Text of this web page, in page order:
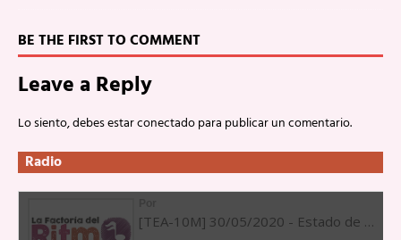
BE THE FIRST TO COMMENT
Leave a Reply
Lo siento, debes estarconectadopara publicar un comentario.
Radio